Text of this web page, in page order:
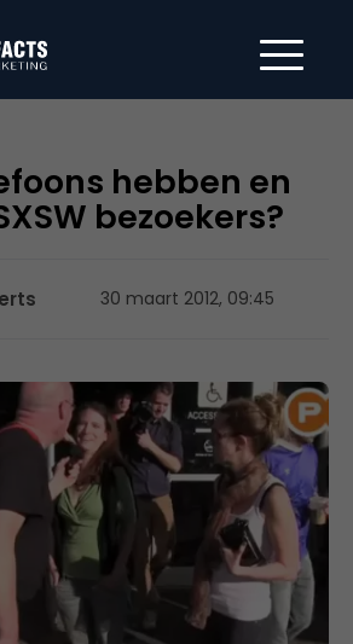
hebben en
bezoekers?
30 maart 2012, 09:45